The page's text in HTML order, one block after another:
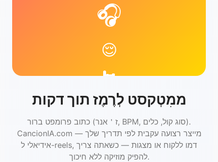
ממִטְקסט לְרֶמֶז תוך דקות
כתוב פרומפט ברור (ז＇אנר, BPM, סוג קול, כלים).
CancionIA.com מייצר רצועה עקבית לפי תדריך שלך —
אידיאלי ל-reels, דמו ללקוח או מצגות — כשאתה צריך
להפיק מוזיקה ללא חיכוך.
🎧
😌